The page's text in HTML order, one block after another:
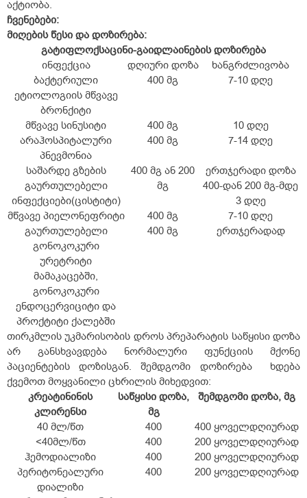
აქტიობა.
ჩვენებები:
მიღების წესი და დოზირება:
გატიფლოქსაცინი-გაიდლაინების დოზირება
ინფექცია
დღიური დოზა
ხანგრძლივობა
ბაქტერიული
ეტიოლოგიის მწვავე
ბრონქიტი
400 მგ 7-10 დღე
მწვავე სინუსიტი 400 მგ
10 დღე
არაჰოსპიტალური
პნევმონია
400 მგ 7-14 დღე
საშარდე გზების
გაურთულებელი
ინფექციები(ცისტიტი)
400 მგ ან 200
მგ
ერთჯერადი დოზა
400-დან 200 მგ-მდე
3 დღე
მწვავე პიელონეფრიტი
400 მგ
7-10 დღე
გაურთულებელი
გონოკოკური
ურეტრიტი
მამაკაცებში,
გონოკოკური
ენდოცერვიციტი და
პროქტიტი ქალებში
400 მგ ერთჯერადად
თირკმლის უკმარისობის დროს პრეპარატის საწყისი დოზა
არ განსხვავდება ნორმალური ფუნქციის მქონე
პაციენტების დოზისგან. შემდგომი დოზირება ხდება
ქვემოთ მოყვანილი ცხრილის მიხედვით:
კრეატინინის
კლირენსი
საწყისი დოზა,
მგ
შემდგომი დოზა, მგ
40 მლ/წთ 400
400 ყოველდღიურად
<40მლ/წთ
400
200 ყოველდღიურად
ჰემოდიალიზი
400
200 ყოველდღიურად
პერიტონეალური
დიალიზი
400 200 ყოველდღიურად